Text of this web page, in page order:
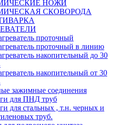
НОЖИ
СКОВОРОДА
проточный
проточный в линию
накопительный до 30
накопительный от 30
зажимные соединения
для ПНД труб
для стальных , т.н. черных и
труб.